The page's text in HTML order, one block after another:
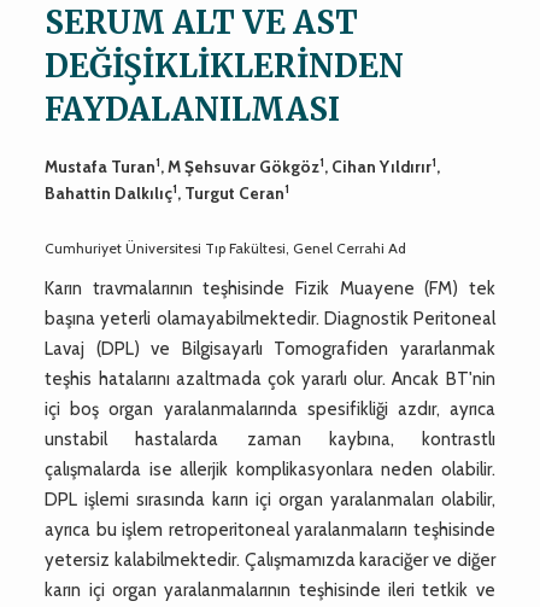
SERUM ALT VE AST
DEĞİŞİKLİKLERİNDEN
FAYDALANILMASI
Mustafa Turan1, M Şehsuvar Gökgöz1, Cihan Yıldırır1,
Bahattin Dalkılıç1, Turgut Ceran1
Cumhuriyet Üniversitesi Tıp Fakültesi, Genel Cerrahi Ad
Karın travmalarının teşhisinde Fizik Muayene (FM) tek
başına yeterli olamayabilmektedir. Diagnostik Peritoneal
Lavaj (DPL) ve Bilgisayarlı Tomografiden yararlanmak
teşhis hatalarını azaltmada çok yararlı olur. Ancak BT'nin
içi boş organ yaralanmalarında spesifikliği azdır, ayrıca
unstabil hastalarda zaman kaybına, kontrastlı
çalışmalarda ise allerjik komplikasyonlara neden olabilir.
DPL işlemi sırasında karın içi organ yaralanmaları olabilir,
ayrıca bu işlem retroperitoneal yaralanmaların teşhisinde
yetersiz kalabilmektedir. Çalışmamızda karaciğer ve diğer
karın içi organ yaralanmalarının teşhisinde ileri tetkik ve